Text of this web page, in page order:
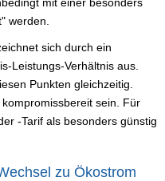
werden.
sich durch ein
Leistungs-Verhältnis aus.
Punkten gleichzeitig.
sein. Für
-Tarif als besonders günstig
zu Ökostrom